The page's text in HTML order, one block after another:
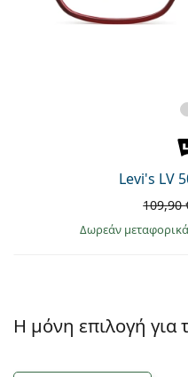
Levi's LV
109,90
Δωρεάν μεταφορικά
Η μόνη επιλογή για